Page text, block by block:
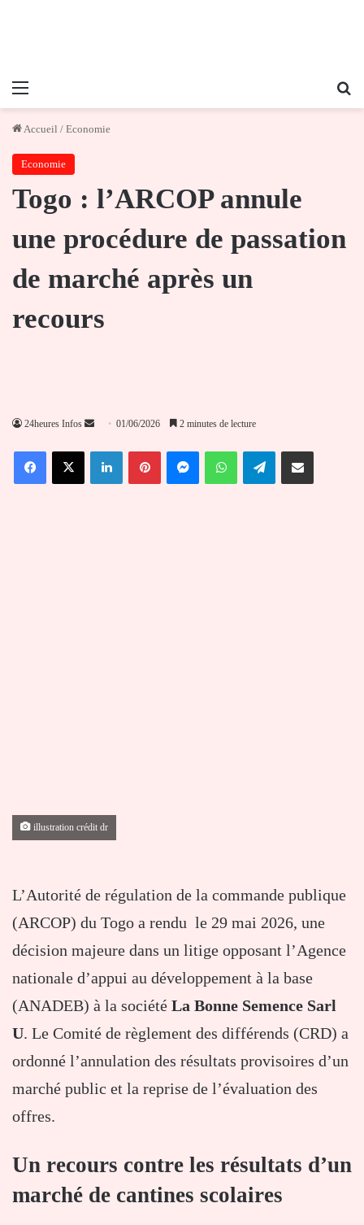
Menu
Accueil / Economie
Economie
Togo : l’ARCOP annule
une procédure de passation
de marché après un
recours
24heures Infos
Envoyer
courriel
01/06/2026 2 minutes de lecture
FacebookX LinkedinPinterestMessengerWhatsAppTelegramPartager par email
illustration crédit dr
L’Autorité de régulation de la commande publique
(ARCOP) du Togo a rendu le 29 mai 2026, une
décision majeure dans un litige opposant l’Agence
nationale d’appui au développement à la base
(ANADEB) à la société La Bonne Semence Sarl
U. Le Comité de règlement des différends (CRD) a
ordonné l’annulation des résultats provisoires d’un
marché public et la reprise de l’évaluation des
offres.
Un recours contre les résultats d’un
marché de cantines scolaires